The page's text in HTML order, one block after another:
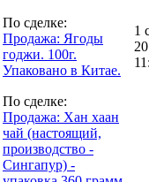
По сделке:
Продажа: Ягоды
годжи. 100г.
Упаковано в Китае.
1
По сделке:
Продажа: Хан хаан
чай (настоящий,
производство -
Сингапур) -